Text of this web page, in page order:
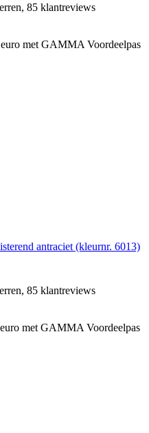
85 klantreviews
met GAMMA Voordeelpas
antraciet (kleurnr. 6013)
85 klantreviews
met GAMMA Voordeelpas